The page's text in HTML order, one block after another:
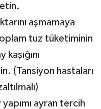
aşmamaya
tuz tüketiminin
(Tansiyon hastaları
ayran tercih